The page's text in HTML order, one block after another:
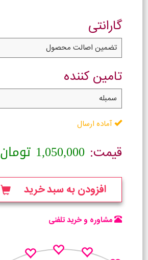
گارانتی
تامین کننده
آماده ارسال
قیمت: 1,050,000 تومان
افزودن به سبد خرید
مشاوره و خرید تلفنی